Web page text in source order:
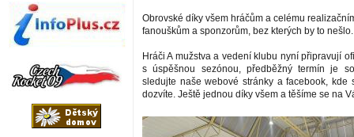
Obrovské díky všem hráčům a celému
fanouškům a sponzorům, bez kterých by to nešlo.
Hráči A mužstva a vedení klubu nyní připravují
s úspěšnou sezónou, předběžný termín je
sledujte naše webové stránky a facebook, kde
dozvíte. Ještě jednou díky všem a těšíme se na